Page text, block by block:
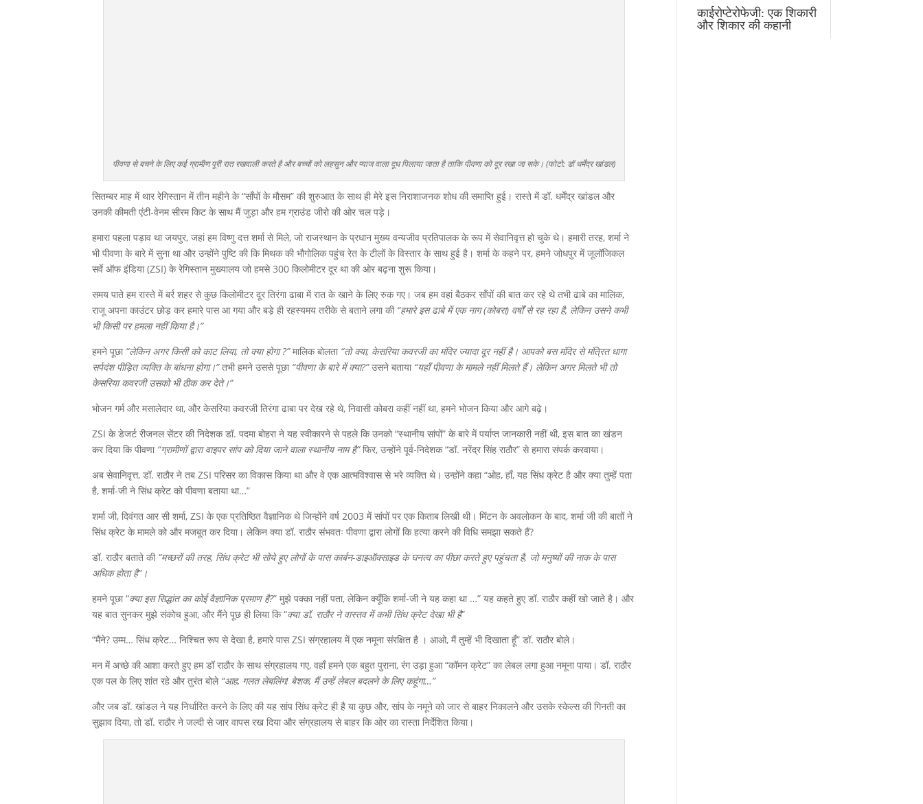
पीवणा से बचने के लिए कई ग्रामीण पूरी रात रखवाली करते है और बच्चों को लहसुन और प्याज वाला दूध पिलाया जाता है ताकि पीवणा को दूर रखा जा सके। (फोटो: डॉ धर्मेंद्र खांडल)
सितम्बर माह में थार रेगिस्तान में तीन महीने के “साँपों के मौसम” की शुरुआत के साथ ही मेरे इस निराशाजनक शोध की समाप्ति हुई। रास्ते में डॉ. धर्मेंद्र खांडल और
उनकी कीमती एंटी-वेनम सीरम किट के साथ मैं जुड़ा और हम ग्राउंड जीरो की ओर चल पड़े।
हमारा पहला पड़ाव था जयपुर, जहां हम विष्णु दत्त शर्मा से मिले, जो राजस्थान के प्रधान मुख्य वन्यजीव प्रतिपालक के रूप में सेवानिवृत्त हो चुके थे। हमारी तरह, शर्मा ने
भी पीवणा के बारे में सुना था और उन्होंने पुष्टि की कि मिथक की भौगोलिक पहुंच रेत के टीलों के विस्तार के साथ हुई है। शर्मा के कहने पर, हमने जोधपुर में जूलॉजिकल
सर्वे ऑफ इंडिया (ZSI) के रेगिस्तान मुख्यालय जो हमसे 300 किलोमीटर दूर था की ओर बढ़ना शुरू किया।
समय पाते हम रास्ते में बर्र शहर से कुछ किलोमीटर दूर तिरंगा ढाबा में रात के खाने के लिए रुक गए। जब हम वहां बैठकर साँपों की बात कर रहे थे तभी ढाबे का मालिक,
राजू अपना काउंटर छोड़ कर हमारे पास आ गया और बड़े ही रहस्यमय तरीके से बताने लगा की “हमारे इस ढाबे में एक नाग (कोबरा) वर्षों से रह रहा है, लेकिन उसने कभी
भी किसी पर हमला नहीं किया है।”
हमने पूछा “लेकिन अगर किसी को काट लिया, तो क्या होगा ?”मालिक बोलता “तो क्या, केसरिया कवरजी का मंदिर ज्यादा दूर नहीं है। आपको बस मंदिर से मंत्रित धागा
सर्पदंश पीड़ित व्यक्ति के बांधना होगा।”तभी हमने उससे पूछा “पीवणा के बारे में क्या?”उसने बताया “यहाँ पीवणा के मामले नहीं मिलते हैं। लेकिन अगर मिलते भी तो
केसरिया कवरजी उसको भी ठीक कर देते।”
भोजन गर्म और मसालेदार था, और केसरिया कवरजी तिरंगा ढाबा पर देख रहे थे, निवासी कोबरा कहीं नहीं था, हमने भोजन किया और आगे बढ़े।
ZSI के डेजर्ट रीजनल सेंटर की निदेशक डॉ. पदमा बोहरा ने यह स्वीकारने से पहले कि उनको “स्थानीय सांपों” के बारे में पर्याप्त जानकारी नहीं थी, इस बात का खंडन
कर दिया कि पीवणा “ग्रामीणों द्वारा वाइपर सांप को दिया जाने वाला स्थानीय नाम है”फिर, उन्होंने पूर्व-निदेशक “डॉ. नरेंद्र सिंह राठौर” से हमारा संपर्क करवाया।
अब सेवानिवृत्त, डॉ. राठौर ने तब ZSI परिसर का विकास किया था और वे एक आत्मविश्वास से भरे व्यक्ति थे। उन्होंने कहा “ओह, हाँ, यह सिंध क्रेट है और क्या तुम्हें पता
है, शर्मा-जी ने सिंध क्रेट को पीवणा बताया था…”
शर्मा जी, दिवंगत आर सी शर्मा, ZSI के एक प्रतिष्ठित वैज्ञानिक थे जिन्होंने वर्ष 2003 में सांपों पर एक किताब लिखी थी। मिंटन के अवलोकन के बाद, शर्मा जी की बातों ने
सिंध क्रेट के मामले को और मजबूत कर दिया। लेकिन क्या डॉ. राठौर संभवतः पीवणा द्वारा लोगों कि हत्या करने की विधि समझा सकते हैं?
डॉ. राठौर बताते की “मच्छरों की तरह, सिंध क्रेट भी सोये हुए लोगों के पास कार्बन-डाइऑक्साइड के घनत्व का पीछा करते हुए पहुंचता है, जो मनुष्यों की नाक के पास
अधिक होता है”।
हमने पूछा “क्या इस सिद्धांत का कोई वैज्ञानिक प्रमाण है?” मुझे पक्का नहीं पता, लेकिन क्यूँकि शर्मा-जी ने यह कहा था …” यह कहते हुए डॉ. राठौर कहीं खो जाते है। और
यह बात सुनकर मुझे संकोच हुआ, और मैंने पूछ ही लिया कि “क्या डॉ. राठौर ने वास्तव में कभी सिंध क्रेट देखा भी है”
“मैंने? उम्म… सिंध क्रेट… निश्चित रूप से देखा है, हमारे पास ZSI संग्रहालय में एक नमूना संरक्षित है । आओ, मैं तुम्हें भी दिखाता हूँ” डॉ. राठौर बोले।
मन में अच्छे की आशा करते हुए हम डॉ राठौर के साथ संग्रहालय गए, वहाँ हमने एक बहुत पुराना, रंग उड़ा हुआ “कॉमन क्रेट” का लेबल लगा हुआ नमूना पाया। डॉ. राठौर
एक पल के लिए शांत रहे और तुरंत बोले “आह, गलत लेबलिंग! बेशक, मैं उन्हें लेबल बदलने के लिए कहूंगा…”
और जब डॉ. खांडल ने यह निर्धारित करने के लिए की यह सांप सिंध क्रेट ही है या कुछ और, सांप के नमूने को जार से बाहर निकालने और उसके स्केल्स की गिनती का
सुझाव दिया, तो डॉ. राठौर ने जल्दी से जार वापस रख दिया और संग्रहालय से बाहर कि ओर का रास्ता निर्देशित किया।
काईरोप्टेरोफेजी: एक शिकारी
और शिकार की कहानी